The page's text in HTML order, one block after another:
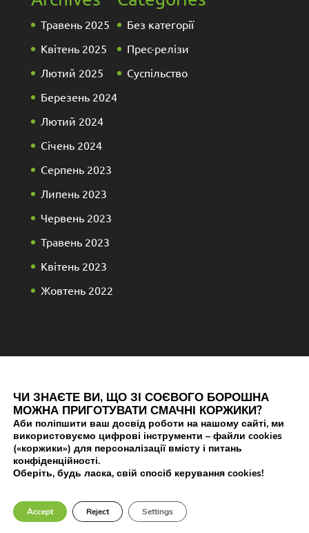
Травень 2025
Квітень 2025
Лютий 2025
Березень 2024
Лютий 2024
Січень 2024
Серпень 2023
Липень 2023
Червень 2023
Травень 2023
Квітень 2023
Жовтень 2022
Без категорії
Прес-релізи
Суспільство
WordPress
ЧИ ЗНАЄТЕ ВИ, ЩО ЗІ СОЄВОГО БОРОШНА
МОЖНА ПРИГОТУВАТИ СМАЧНІ КОРЖИКИ?
Аби поліпшити ваш досвід роботи на нашому сайті, ми
використовуємо цифрові інструменти – файли cookies
(«коржики») для персоналізації вмісту і питань
конфіденційності.
Оберіть, будь ласка, свій спосіб керування cookies!
Accept Reject Settings